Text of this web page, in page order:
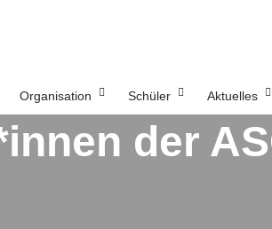
Organisation Schüler Aktuelles
der